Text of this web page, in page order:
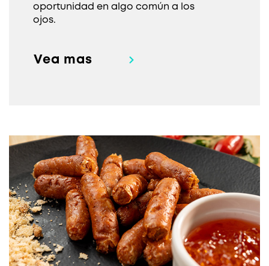
oportunidad en algo común a los
ojos.
Vea mas